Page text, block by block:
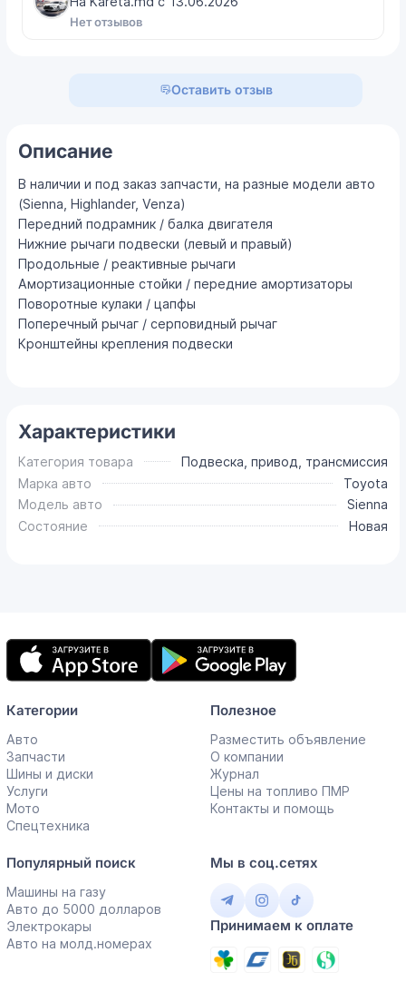
Нет отзывов
Оставить отзыв
Описание
В наличии и под заказ запчасти, на разные модели авто
(Sienna, Highlander, Venza)
Передний подрамник / балка двигателя
Нижние рычаги подвески (левый и правый)
Продольные / реактивные рычаги
Амортизационные стойки / передние амортизаторы
Поворотные кулаки / цапфы
Поперечный рычаг / серповидный рычаг
Кронштейны крепления подвески
Характеристики
Категория товара
Подвеска, привод, трансмиссия
Марка авто
Toyota
Модель авто
Sienna
Состояние
Новая
Мобильное
приложение
Категории
Авто
Запчасти
Шины и диски
Услуги
Мото
Спецтехника
Полезное
Разместить объявление
О компании
Журнал
Цены на топливо ПМР
Контакты и помощь
Популярный поиск
Машины на газу
Авто до 5000 долларов
Электрокары
Авто на молд.номерах
Мы в соц.сетях
Принимаем к оплате